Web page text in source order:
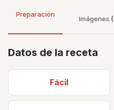
Preparación
Imágenes
Datos de la receta
Fácil